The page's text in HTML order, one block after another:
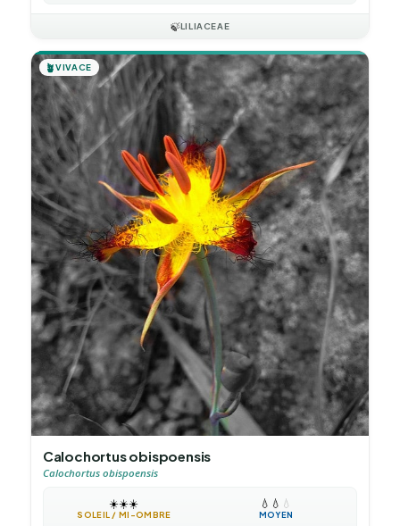
🍃LILIACEAE
🪴VIVACE
Calochortus obispoensis
Calochortus obispoensis
☀️☀️☀️
SOLEIL / MI-OMBRE
💧 💧 💧
MOYEN